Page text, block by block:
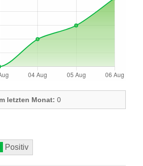
letzten Monat: 0
Positiv